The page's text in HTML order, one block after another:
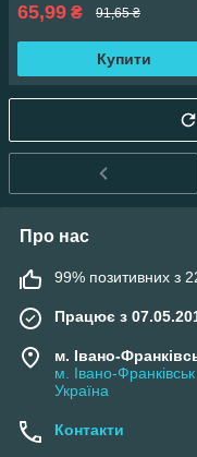
65,99 ₴ 91,65 ₴
Купити
Про нас
99% позитивних з
Працює з
м. Івано-
м. Івано-
Україна
Контакти